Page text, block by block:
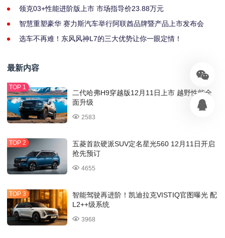
领克03+性能进阶版上市 市场指导价23.88万元
智慧重塑豪华 赛力斯汽车举行阿联酋品牌暨产品上市发布会
选车不再难！东风风神L7的三大优势让你一眼定情！
最新内容
二代哈弗H9穿越版12月11日上市 越野性能全
面升级
2583
五菱首款硬派SUV定名星光560 12月11日开启
抢先预订
4655
智能驾驶再进阶！凯迪拉克VISTIQ官图曝光 配
L2++级系统
3968